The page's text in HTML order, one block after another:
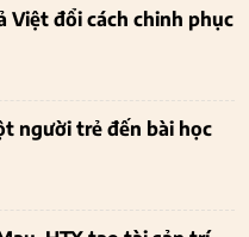
Việt đổi cách chinh phục
người trẻ đến bài học